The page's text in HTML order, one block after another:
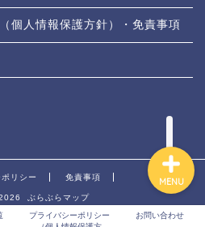
個人情報保護方針）・免責事項
リシー 免責事項
ぶらぶらマップ
プライバシーポリシー
お問い合わせ
MENU
奈良